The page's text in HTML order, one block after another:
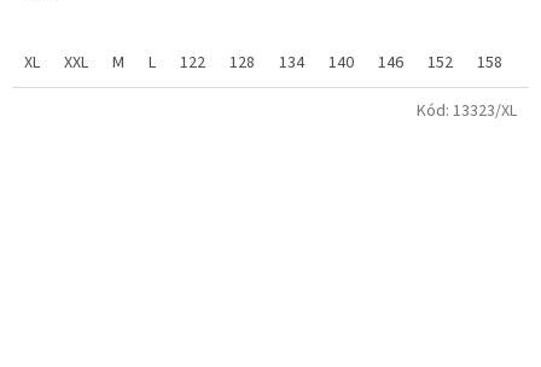
slavnostních příležitostech.
Velikosti dětské od 116 do 158 a velikosti dospělé od S do XXL.
XL XXL M L 122 128 134 140 146 152 158
Kód: 13323/XL